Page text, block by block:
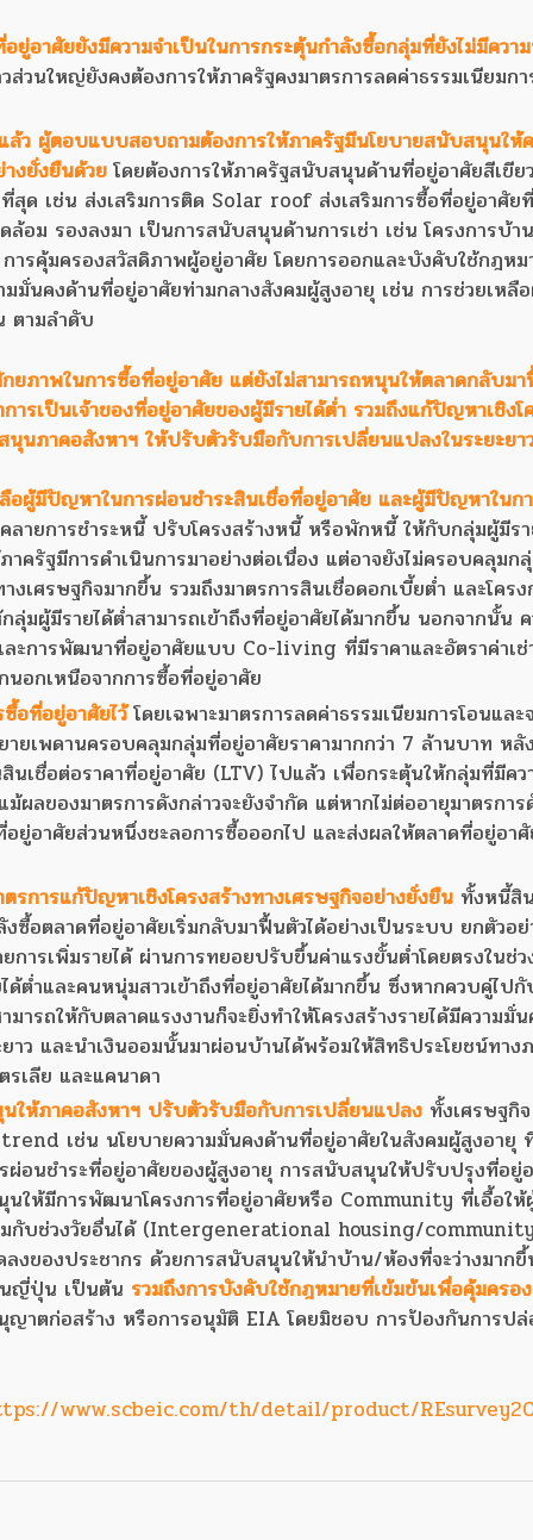
ยู่อาศัยยังมีความจำเป็นในการกระตุ้นกำลังซื้อกลุ่มที่ยังไม่มีควา
วนใหญ่ยังคงต้องการให้ภาครัฐคงมาตรการลดค่าธรรมเนียมกา
ล้ว ผู้ตอบแบบสอบถามต้องการให้ภาครัฐมีนโยบายสนับสนุนให้
งยั่งยืนด้วยโดยต้องการให้ภาครัฐสนับสนุนด้านที่อยู่อาศัยสีเขีย
สุด เช่น ส่งเสริมการติด Solar roof ส่งเสริมการซื้อที่อยู่อาศัย
อม รองลงมา เป็นการสนับสนุนด้านการเช่า เช่น โครงการบ้า
ารคุ้มครองสวัสดิภาพผู้อยู่อาศัย โดยการออกและบังคับใช้กฎห
มั่นคงด้านที่อยู่อาศัยท่ามกลางสังคมผู้สูงอายุ เช่น การช่วยเหลื
ตามลำดับ
ยภาพในการซื้อที่อยู่อาศัย แต่ยังไม่สามารถหนุนให้ตลาดกลับม
รเป็นเจ้าของที่อยู่อาศัยของผู้มีรายได้ต่ำ รวมถึงแก้ปัญหาเชิงโ
นภาคอสังหาฯ ให้ปรับตัวรับมือกับการเปลี่ยนแปลงในระยะยา
อผู้มีปัญหาในการผ่อนชำระสินเชื่อที่อยู่อาศัย และผู้มีปัญหาในก
ลายการชำระหนี้ ปรับโครงสร้างหนี้ หรือพักหนี้ ให้กับกลุ่มผู้มีร
ครัฐมีการดำเนินการมาอย่างต่อเนื่อง แต่อาจยังไม่ครอบคลุมก
เศรษฐกิจมากขึ้น รวมถึงมาตรการสินเชื่อดอกเบี้ยต่ำ และโคร
ลุ่มผู้มีรายได้ต่ำสามารถเข้าถึงที่อยู่อาศัยได้มากขึ้น นอกจากนั้น
ะการพัฒนาที่อยู่อาศัยแบบ Co-living ที่มีราคาและอัตราค่าเช่
อกเหนือจากการซื้อที่อยู่อาศัย
อที่อยู่อาศัยไว้โดยเฉพาะมาตรการลดค่าธรรมเนียมการโอนและ
ยเพดานครอบคลุมกลุ่มที่อยู่อาศัยราคามากกว่า 7 ล้านบาท หลั
นเชื่อต่อราคาที่อยู่อาศัย (LTV) ไปแล้ว เพื่อกระตุ้นให้กลุ่มที่มีค
ผลของมาตรการดังกล่าวจะยังจำกัด แต่หากไม่ต่ออายุมาตรการ
ยู่อาศัยส่วนหนึ่งชะลอการซื้อออกไป และส่งผลให้ตลาดที่อยู่อา
รการแก้ปัญหาเชิงโครงสร้างทางเศรษฐกิจอย่างยั่งยืน ทั้งหนี้สิ
งซื้อตลาดที่อยู่อาศัยเริ่มกลับมาฟื้นตัวได้อย่างเป็นระบบ ยกตัวอย่
การเพิ่มรายได้ ผ่านการทยอยปรับขึ้นค่าแรงขั้นต่ำโดยตรงในช่
ด้ต่ำและคนหนุ่มสาวเข้าถึงที่อยู่อาศัยได้มากขึ้น ซึ่งหากควบคู่ไป
ารถให้กับตลาดแรงงานก็จะยิ่งทำให้โครงสร้างรายได้มีความมั่
าว และนำเงินออมนั้นมาผ่อนบ้านได้พร้อมให้สิทธิประโยชน์ทา
รเลีย และแคนาดา
ให้ภาคอสังหาฯ ปรับตัวรับมือกับการเปลี่ยนแปลง ทั้งเศรษฐกิ
เช่น นโยบายความมั่นคงด้านที่อยู่อาศัยในสังคมผู้สูงอายุ
รผ่อนชำระที่อยู่อาศัยของผู้สูงอายุ การสนับสนุนให้ปรับปรุงที่อยู่
ให้มีการพัฒนาโครงการที่อยู่อาศัยหรือ Community ที่เอื้อให้
วมกับช่วงวัยอื่นได้ (Intergenerational housing/
งของประชากร ด้วยการสนับสนุนให้นำบ้าน/ห้องที่จะว่างมาก
ญี่ปุ่น เป็นต้น รวมถึงการบังคับใช้กฎหมายที่เข้มข้นเพื่อคุ้มครอง
ญาตก่อสร้าง หรือการอนุมัติ EIA โดยมิชอบ การป้องกันการปล่
www.scbeic.com/th/detail/product/